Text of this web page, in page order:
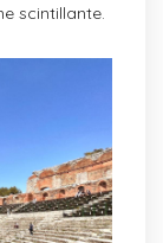
scintillante.